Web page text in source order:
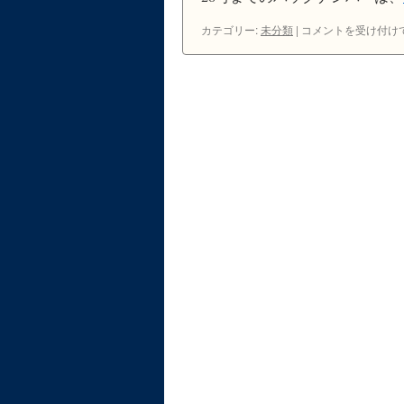
回
カテゴリー:未分類 | ニ
コメントを受け付け